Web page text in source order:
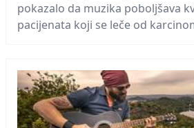
pokazalo da muzika poboljšava
pacijenata koji se leče od